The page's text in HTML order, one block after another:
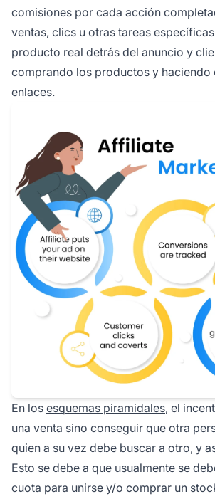
comisiones por cada acción
ventas, clics u otras tareas
producto real detrás del anuncio y
comprando los productos y haciendo
enlaces.
En los esquemas piramidales, el
una venta sino conseguir que otra
quien a su vez debe buscar a otro, y
Esto se debe a que usualmente se
cuota para unirse y/o comprar un